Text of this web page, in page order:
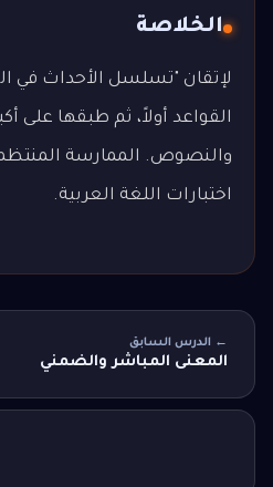
الخلاصة
لإتقان "تسلسل الأحداث في
القواعد أولاً، ثم طبقها على
والنصوص. الممارسة
اختبارات اللغة العربية.
← الدرس السابق
المعنى المباشر والضمني